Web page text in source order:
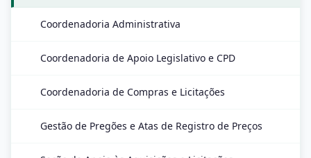
Coordenadoria Administrativa
Coordenadoria de Apoio Legislativo e CPD
Coordenadoria de Compras e Licitações
Gestão de Pregões e Atas de Registro de Preços